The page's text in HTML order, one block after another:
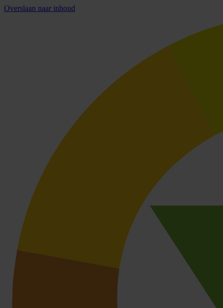
Overslaan naar inhoud